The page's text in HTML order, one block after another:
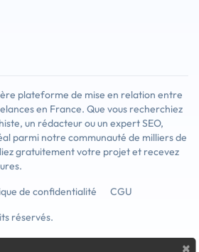
plateforme de mise en relation entre
en France. Que vous recherchiez
un rédacteur ou un expert SEO,
parmi notre communauté de milliers de
gratuitement votre projet et recevez
de confidentialité
CGU
réservés.
×